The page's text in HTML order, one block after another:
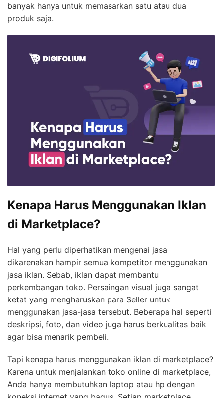
banyak hanya untuk memasarkan satu atau dua
produk saja.
Kenapa Harus Menggunakan Iklan
di Marketplace?
Hal yang perlu diperhatikan mengenai jasa
dikarenakan hampir semua kompetitor menggunakan
jasa iklan. Sebab, iklan dapat membantu
perkembangan toko. Persaingan visual juga sangat
ketat yang mengharuskan para Seller untuk
menggunakan jasa-jasa tersebut. Beberapa hal seperti
deskripsi, foto, dan video juga harus berkualitas baik
agar bisa menarik pembeli.
Tapi kenapa harus menggunakan iklan di marketplace?
Karena untuk menjalankan toko online di marketplace,
Anda hanya membutuhkan laptop atau hp dengan